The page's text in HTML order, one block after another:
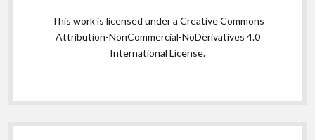
This work is licensed under a Creative Commons
Attribution-NonCommercial-NoDerivatives 4.0
International License.